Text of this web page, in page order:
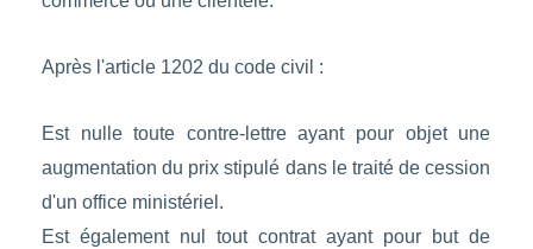
Après l'article 1202 du code civil :
Est nulle toute contre-lettre ayant pour objet une
augmentation du prix stipulé dans le traité de cession
d'un office ministériel.
Est également nul tout contrat ayant pour but de